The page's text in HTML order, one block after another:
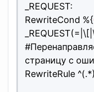
_REQUEST:
RewriteCond %{
страницу с
RewriteRule